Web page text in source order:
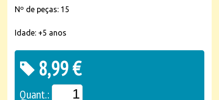
Nº de peças: 15
Idade: +5 anos
8,99 €
Quant.: